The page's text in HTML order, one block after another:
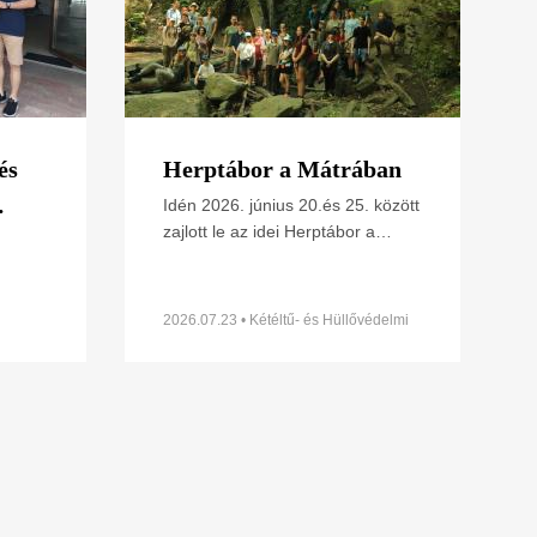
Herptábor a Mátrában
Idén 2026. június 20.és 25. között
zajlott le az idei Herptábor a
minden kétéltű- és
2026.07.23 • Kétéltű- és Hüllővédelmi